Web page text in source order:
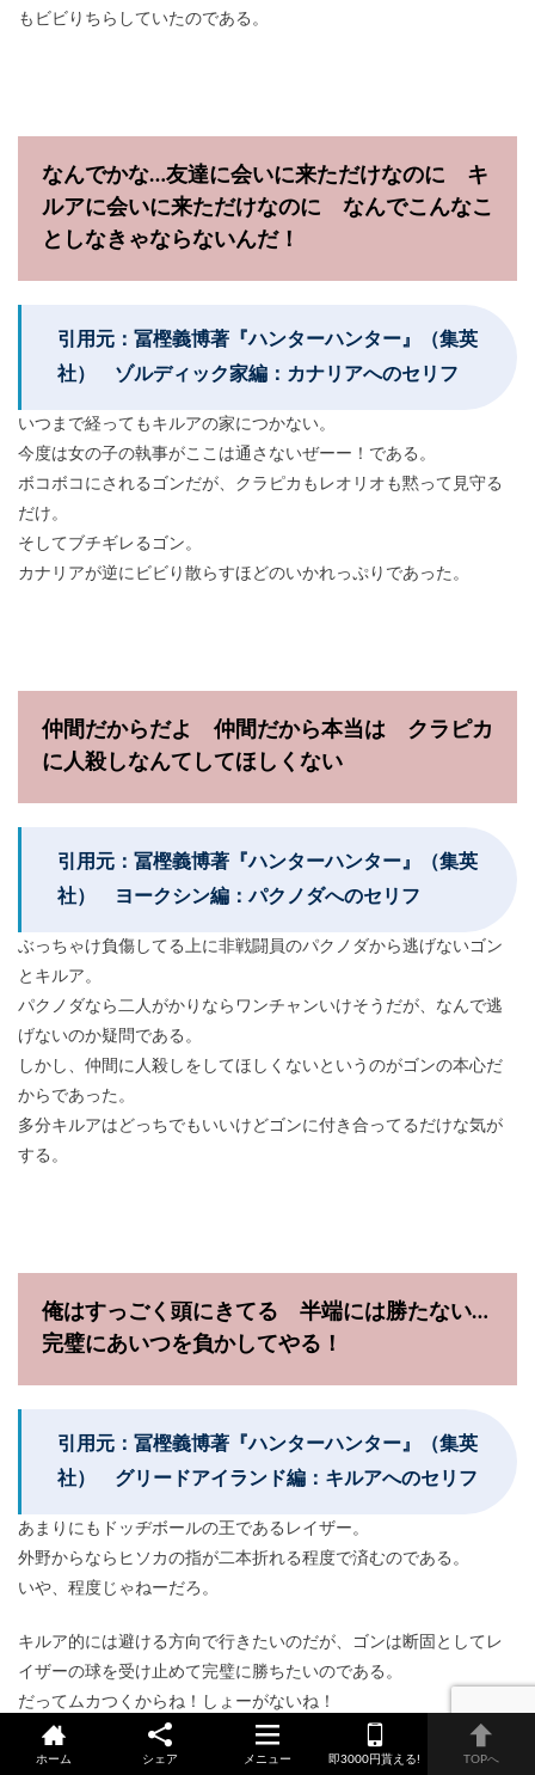
もビビりちらしていたのである。
なんでかな…友達に会いに来ただけなのに キ
ルアに会いに来ただけなのに なんでこんなこ
としなきゃならないんだ！
引用元：冨樫義博著『ハンターハンター』（集英
社） ゾルディック家編：カナリアへのセリフ
いつまで経ってもキルアの家につかない。
今度は女の子の執事がここは通さないぜーー！である。
ボコボコにされるゴンだが、クラピカもレオリオも黙って見守る
だけ。
そしてブチギレるゴン。
カナリアが逆にビビり散らすほどのいかれっぷりであった。
仲間だからだよ 仲間だから本当は クラピカ
に人殺しなんてしてほしくない
引用元：冨樫義博著『ハンターハンター』（集英
社） ヨークシン編：パクノダへのセリフ
ぶっちゃけ負傷してる上に非戦闘員のパクノダから逃げないゴン
とキルア。
パクノダなら二人がかりならワンチャンいけそうだが、なんで逃
げないのか疑問である。
しかし、仲間に人殺しをしてほしくないというのがゴンの本心だ
からであった。
多分キルアはどっちでもいいけどゴンに付き合ってるだけな気が
する。
俺はすっごく頭にきてる 半端には勝たない…
完璧にあいつを負かしてやる！
引用元：冨樫義博著『ハンターハンター』（集英
社） グリードアイランド編：キルアへのセリフ
あまりにもドッヂボールの王であるレイザー。
外野からならヒソカの指が二本折れる程度で済むのである。
いや、程度じゃねーだろ。
キルア的には避ける方向で行きたいのだが、ゴンは断固としてレ
イザーの球を受け止めて完璧に勝ちたいのである。
だってムカつくからね！しょーがないね！
ホーム シェア メニュー 即3000円貰える! TOPへ